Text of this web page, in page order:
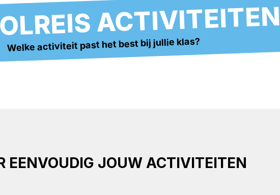
ACTIVITEITEN
Welke activiteit past het best bij jullie klas?
EENVOUDIG JOUW ACTIVITEITEN